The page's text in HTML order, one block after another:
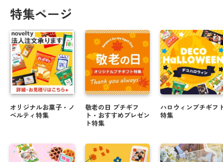
特集ページ
オリジナルお菓子・ノ
ベルティ特集
敬老の日 プチギフ
ト・おすすめプレゼン
ト特集
ハロウィンプチギフ
特集